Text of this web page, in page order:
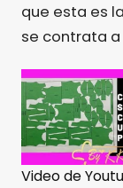
que esta es
se contrata
Video de